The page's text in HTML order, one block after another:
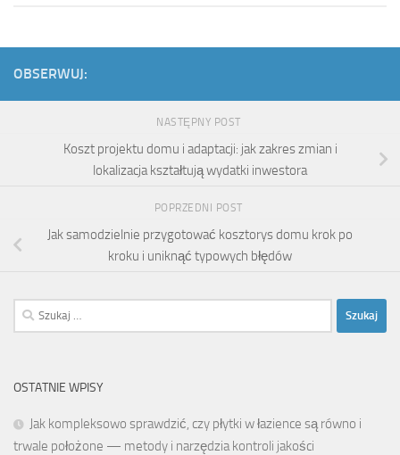
OBSERWUJ:
NASTĘPNY POST
Koszt projektu domu i adaptacji: jak zakres zmian i
lokalizacja kształtują wydatki inwestora
POPRZEDNI POST
Jak samodzielnie przygotować kosztorys domu krok po
kroku i uniknąć typowych błędów
Szukaj:
OSTATNIE WPISY
Jak kompleksowo sprawdzić, czy płytki w łazience są równo i
trwale położone — metody i narzędzia kontroli jakości